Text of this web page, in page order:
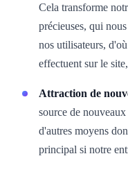
Cela transforme
précieuses, qui
nos utilisateurs,
effectuent sur le
Attraction de
source de
d'autres moyens
principal si notre